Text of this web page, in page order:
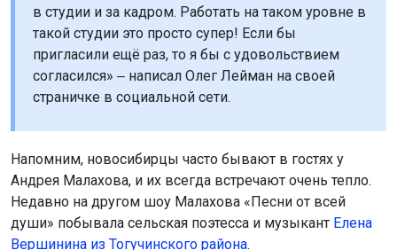
в студии и за кадром. Работать на таком уровне в
такой студии это просто супер! Если бы
пригласили ещё раз, то я бы с удовольствием
согласился» ‒ написал Олег Лейман на своей
страничке в социальной сети.
Напомним, новосибирцы часто бывают в гостях у
Андрея Малахова, и их всегда встречают очень тепло.
Недавно на другом шоу Малахова «Песни от всей
души» побывала сельская поэтесса и музыкант Елена
Вершинина из Тогучинского района.